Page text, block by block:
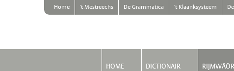
Home 't Mestreechs De Grammatica 't Klaanksysteem
HOME DICTIONAIR